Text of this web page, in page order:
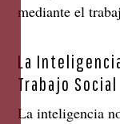
mediante el
La
Trabajo Social
La inteligencia